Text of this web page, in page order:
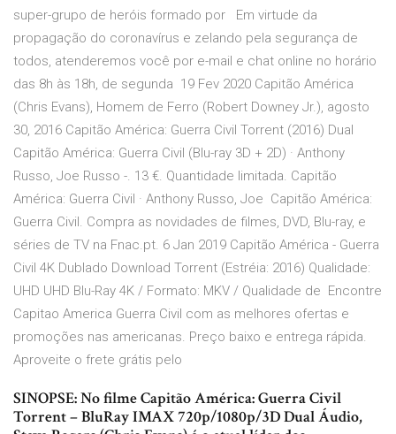
super-grupo de heróis formado por Em virtude da
propagação do coronavírus e zelando pela segurança de
todos, atenderemos você por e-mail e chat online no horário
das 8h às 18h, de segunda 19 Fev 2020 Capitão América
(Chris Evans), Homem de Ferro (Robert Downey Jr.), agosto
30, 2016 Capitão América: Guerra Civil Torrent (2016) Dual
Capitão América: Guerra Civil (Blu-ray 3D + 2D) · Anthony
Russo, Joe Russo -. 13 €. Quantidade limitada. Capitão
América: Guerra Civil · Anthony Russo, Joe Capitão América:
Guerra Civil. Compra as novidades de filmes, DVD, Blu-ray, e
séries de TV na Fnac.pt. 6 Jan 2019 Capitão América - Guerra
Civil 4K Dublado Download Torrent (Estréia: 2016) Qualidade:
UHD UHD Blu-Ray 4K / Formato: MKV / Qualidade de Encontre
Capitao America Guerra Civil com as melhores ofertas e
promoções nas americanas. Preço baixo e entrega rápida.
Aproveite o frete grátis pelo
SINOPSE: No filme Capitão América: Guerra Civil
Torrent – BluRay IMAX 720p/1080p/3D Dual Áudio,